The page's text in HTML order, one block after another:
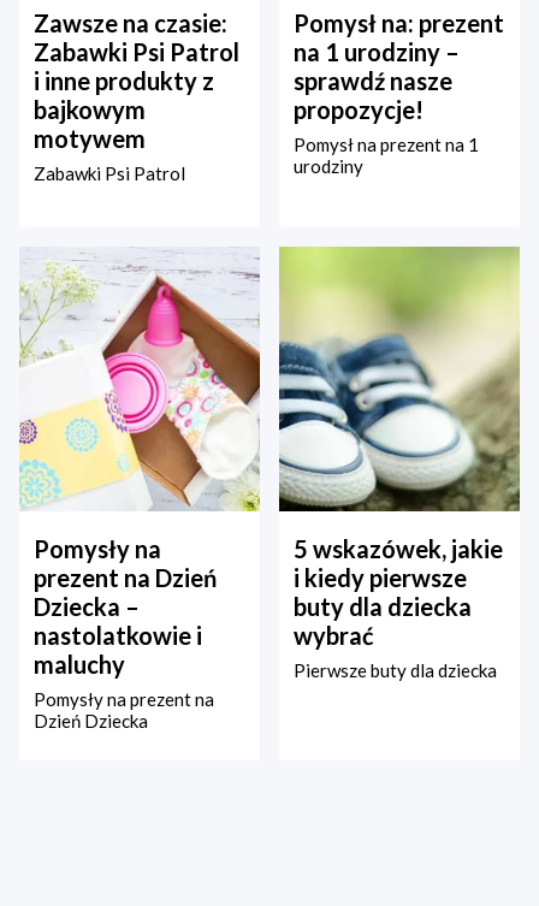
Zawsze na czasie:
Zabawki Psi Patrol
i inne produkty z
bajkowym
motywem
Zabawki Psi Patrol
Pomysł na: prezent
na 1 urodziny –
sprawdź nasze
propozycje!
Pomysł na prezent na 1
urodziny
Pomysły na
prezent na Dzień
Dziecka –
nastolatkowie i
maluchy
Pomysły na prezent na
Dzień Dziecka
5 wskazówek, jakie
i kiedy pierwsze
buty dla dziecka
wybrać
Pierwsze buty dla dziecka